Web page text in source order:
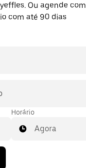
Ou agende
com até 90 dias
Horário
Agora